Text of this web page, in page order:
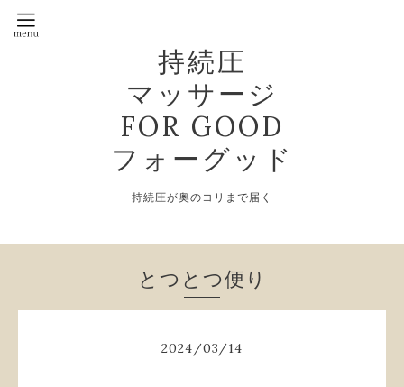
持続圧
マッサージ
FOR GOOD
フォーグッド
持続圧が奥のコリまで届く
とつとつ便り
2024/03/14